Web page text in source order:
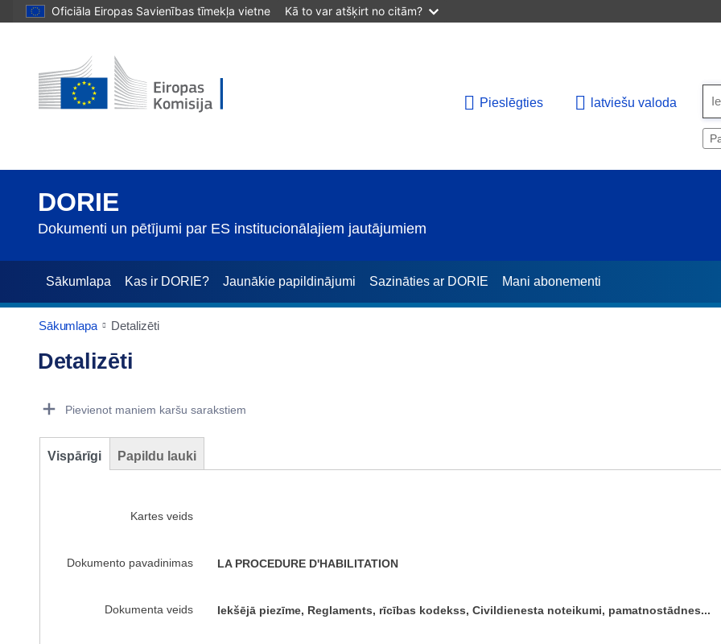
Oficiāla Eiropas Savienības tīmekļa vietne Kā to var atšķirt no citām?
Pieslēgties latviešu valoda
DORIE
Dokumenti un pētījumi par ES institucionālajiem jautājumiem
Sākumlapa Kas ir DORIE? Jaunākie papildinājumi Sazināties ar DORIE Mani abonementi
Sākumlapa Detalizēti
Detalizēti
Pievienot maniem karšu sarakstiem
Vispārīgi Papildu lauki
Kartes veids
Dokumento pavadinimas LA PROCEDURE D'HABILITATION
Dokumenta veids Iekšējā piezīme, Reglaments, rīcības kodekss, Civildienesta noteikumi, pamatnostādnes...